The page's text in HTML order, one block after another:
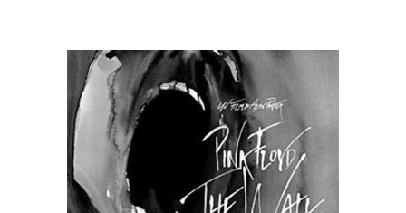
Gaby Ponchs
agosto 6, 2026
3:37 pm
No hay comentarios
«EL TANO» ROMANO Antonio